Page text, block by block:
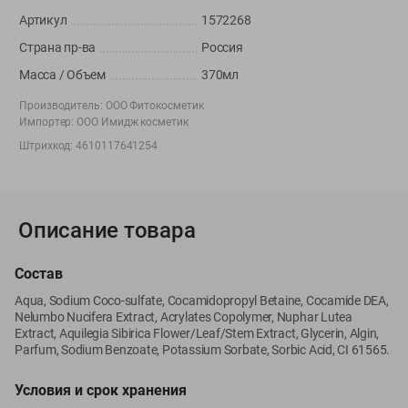
© 2026
ООО «ГРИНрозница» - Доставка продуктов питания в
Номер уполномоченных рассматривать обращения покупателей в
юридических лиц: Отдел торговли и услуг Администрации
Номер и адрес электронной почты лица, уполномоченного
продавцом рассматривать обращения покупателей о нарушении их
прав, предусмотренных законодательством о защите прав
Способы оплаты товара:
Артикул
1572268
Страна пр-ва
Россия
Масса / Объем
370мл
Производитель: ООО Фитокосметик
Импортер: ООО Имидж косметик
Штрихкод:4610117641254
Описание товара
Состав
Aqua, Sodium Сoco-sulfate, Cocamidopropyl Betaine, Cocamide DEA,
Nelumbo Nucifera Extract, Acrylates Copolymer, Nuphar Lutea
Extract, Aquilegia Sibirica Flower/Leaf/Stem Extract, Glycerin, Algin,
Parfum, Sodium Benzoate, Potassium Sorbate, Sorbic Acid, CI 61565.
Условия и срок хранения